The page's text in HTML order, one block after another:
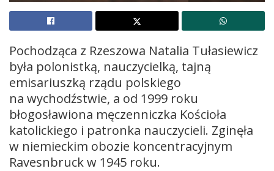
Pochodząca z Rzeszowa Natalia Tułasiewicz
była polonistką, nauczycielką, tajną
emisariuszką rządu polskiego
na wychodźstwie, a od 1999 roku
błogosławiona męczenniczka Kościoła
katolickiego i patronka nauczycieli. Zginęła
w niemieckim obozie koncentracyjnym
Ravesnbruck w 1945 roku.